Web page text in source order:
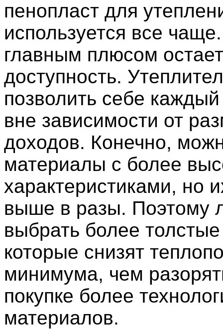
пенопласт для
используется все
главным плюсом
доступность.
позволить себе
вне зависимости от
доходов. Конечно,
материалы с более
характеристиками, но
выше в разы. Поэтому
выбрать более
которые снизят
минимума, чем
покупке более
материалов.